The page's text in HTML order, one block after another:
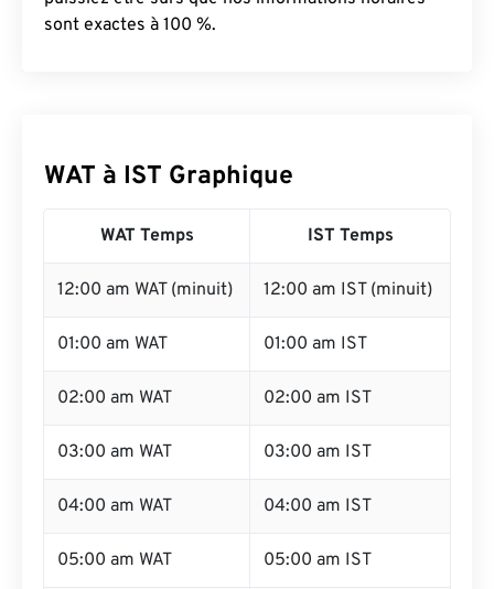
sont exactes à 100 %.
WAT à IST Graphique
WAT Temps IST Temps
12:00 am WAT (minuit) 12:00 am IST (minuit)
01:00 am WAT 01:00 am IST
02:00 am WAT 02:00 am IST
03:00 am WAT 03:00 am IST
04:00 am WAT 04:00 am IST
05:00 am WAT 05:00 am IST